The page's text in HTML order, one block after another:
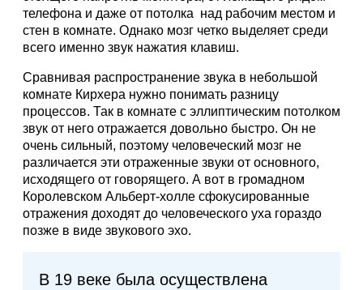
телефона и даже от потолка над рабочим местом и
стен в комнате. Однако мозг четко выделяет среди
всего именно звук нажатия клавиш.
Сравнивая распространение звука в небольшой
комнате Кирхера нужно понимать разницу
процессов. Так в комнате с эллиптическим потолком
звук от него отражается довольно быстро. Он не
очень сильный, поэтому человеческий мозг не
различается эти отраженные звуки от основного,
исходящего от говорящего. А вот в громадном
Королевском Альберт-холле сфокусированные
отражения доходят до человеческого уха гораздо
позже в виде звукового эхо.
В 19 веке была осуществлена